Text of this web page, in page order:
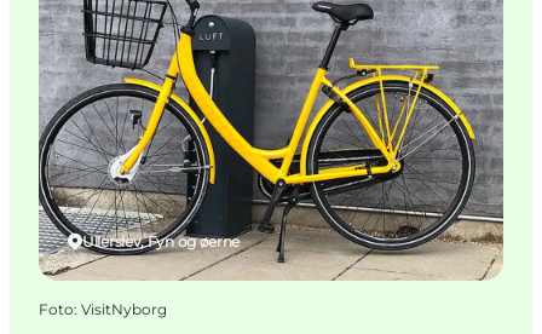
Mad og drikke
Overnatning
Book lokale oplevelser
Ullerslev, Fyn og øerne
Foto: VisitNyborg